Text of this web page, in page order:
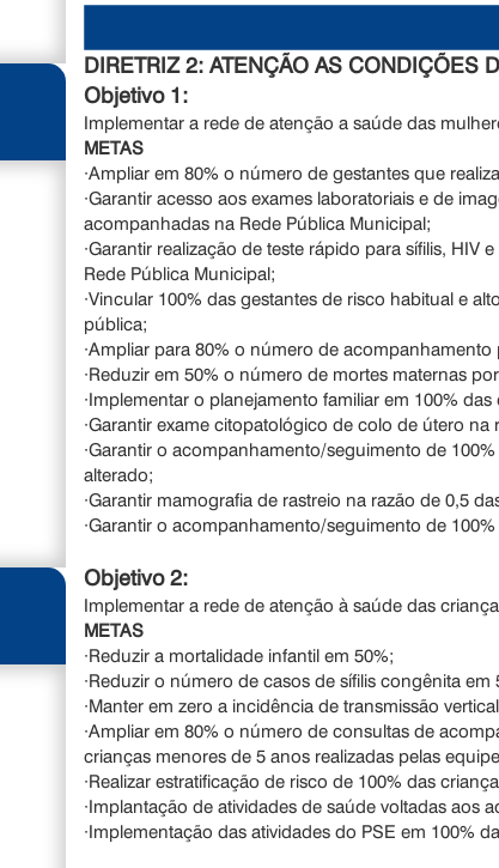
DIRETRIZ 2: ATENÇÃO AS CONDIÇÕES
Objetivo 1:
Implementar a rede de atenção a saúde das
METAS
·Ampliar em 80% o número de gestantes que
·Garantir acesso aos exames laboratoriais e de
acompanhadas na Rede Pública Municipal;
·Garantir realização de teste rápido para sífilis,
Rede Pública Municipal;
·Vincular 100% das gestantes de risco habitual e
pública;
·Ampliar para 80% o número de
·Reduzir em 50% o número de mortes maternas
·Implementar o planejamento familiar em 100% das
·Garantir exame citopatológico de colo de útero
·Garantir o acompanhamento/seguimento de
alterado;
·Garantir mamografia de rastreio na razão de 0,5
·Garantir o acompanhamento/seguimento de
Objetivo 2:
Implementar a rede de atenção à saúde das
METAS
·Reduzir a mortalidade infantil em 50%;
·Reduzir o número de casos de sífilis congênita em
·Manter em zero a incidência de transmissão
·Ampliar em 80% o número de consultas de
crianças menores de 5 anos realizadas pelas
·Realizar estratificação de risco de 100% das
·Implantação de atividades de saúde voltadas aos
·Implementação das atividades do PSE em 100%